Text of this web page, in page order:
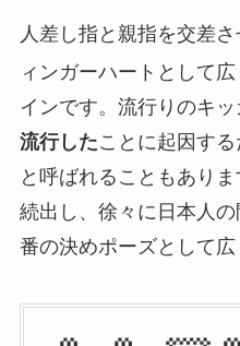
人差し指と親指を交差
ィンガーハートとして
インです。流行りのキ
流行したことに起因す
と呼ばれることもあり
続出し、徐々に日本人
番の決めポーズとして広